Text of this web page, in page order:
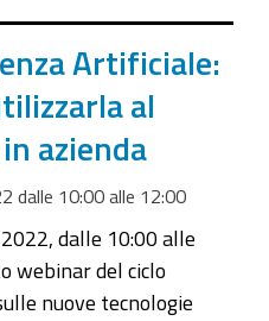
Artificiale:
al
azienda
dalle 10:00alle 12:00
dalle 10:00 alle
webinar del ciclo
nuove tecnologie